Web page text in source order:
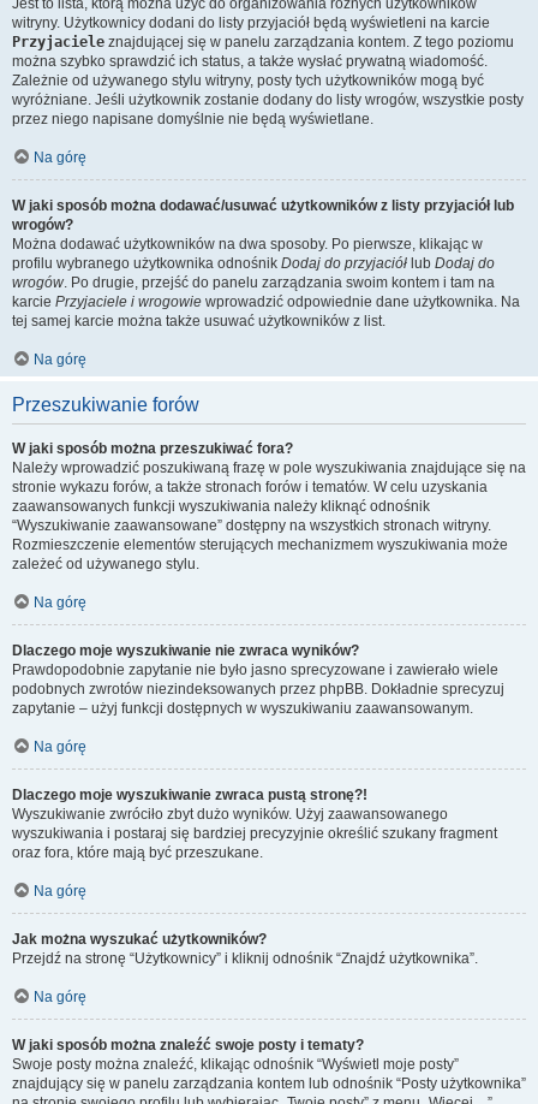
Jest to lista, którą można użyć do organizowania różnych użytkowników
witryny. Użytkownicy dodani do listy przyjaciół będą wyświetleni na karcie
Przyjaciele znajdującej się w panelu zarządzania kontem. Z tego poziomu
można szybko sprawdzić ich status, a także wysłać prywatną wiadomość.
Zależnie od używanego stylu witryny, posty tych użytkowników mogą być
wyróżniane. Jeśli użytkownik zostanie dodany do listy wrogów, wszystkie posty
przez niego napisane domyślnie nie będą wyświetlane.
Na górę
W jaki sposób można dodawać/usuwać użytkowników z listy przyjaciół lub
wrogów?
Można dodawać użytkowników na dwa sposoby. Po pierwsze, klikając w
profilu wybranego użytkownika odnośnik Dodaj do przyjaciół lub Dodaj do
wrogów. Po drugie, przejść do panelu zarządzania swoim kontem i tam na
karcie Przyjaciele i wrogowie wprowadzić odpowiednie dane użytkownika. Na
tej samej karcie można także usuwać użytkowników z list.
Na górę
Przeszukiwanie forów
W jaki sposób można przeszukiwać fora?
Należy wprowadzić poszukiwaną frazę w pole wyszukiwania znajdujące się na
stronie wykazu forów, a także stronach forów i tematów. W celu uzyskania
zaawansowanych funkcji wyszukiwania należy kliknąć odnośnik
“Wyszukiwanie zaawansowane” dostępny na wszystkich stronach witryny.
Rozmieszczenie elementów sterujących mechanizmem wyszukiwania może
zależeć od używanego stylu.
Na górę
Dlaczego moje wyszukiwanie nie zwraca wyników?
Prawdopodobnie zapytanie nie było jasno sprecyzowane i zawierało wiele
podobnych zwrotów niezindeksowanych przez phpBB. Dokładnie sprecyzuj
zapytanie – użyj funkcji dostępnych w wyszukiwaniu zaawansowanym.
Na górę
Dlaczego moje wyszukiwanie zwraca pustą stronę?!
Wyszukiwanie zwróciło zbyt dużo wyników. Użyj zaawansowanego
wyszukiwania i postaraj się bardziej precyzyjnie określić szukany fragment
oraz fora, które mają być przeszukane.
Na górę
Jak można wyszukać użytkowników?
Przejdź na stronę “Użytkownicy” i kliknij odnośnik “Znajdź użytkownika”.
Na górę
W jaki sposób można znaleźć swoje posty i tematy?
Swoje posty można znaleźć, klikając odnośnik “Wyświetl moje posty”
znajdujący się w panelu zarządzania kontem lub odnośnik “Posty użytkownika”